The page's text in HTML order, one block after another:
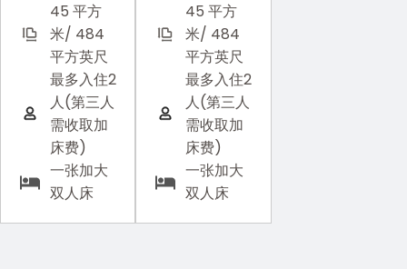
45 平方
米/ 484
平方英尺
最多入住2
人(第三人
需收取加
床费)
一张加大
双人床
45 平方
米/ 484
平方英尺
最多入住2
人(第三人
需收取加
床费)
一张加大
双人床